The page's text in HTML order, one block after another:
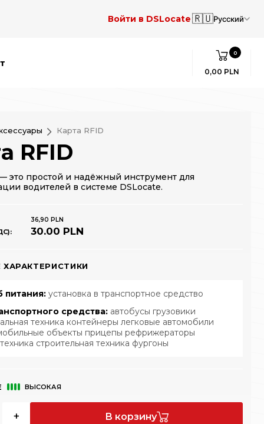
Войти в DSLocate🇷🇺Русский
0
0,00 PLN
Карта RFID
RFID
это простой и надёжный инструмент для
водителей в системе DSLocate.
36,90 PLN
30.00 PLN
питания: установка в транспортное средство
средства: автобусы грузовики
техника контейнеры легковые автомобили
объекты прицепы рефрижераторы
строительная техника фургоны
ВЫСОКАЯ
+ В корзину